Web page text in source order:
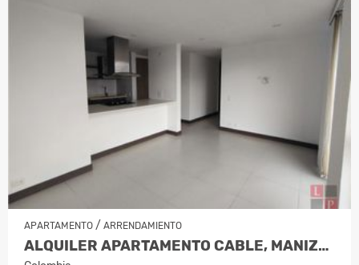
APARTAMENTO / ARRENDAMIENTO
ALQUILER APARTAMENTO CABLE, MANIZALES…